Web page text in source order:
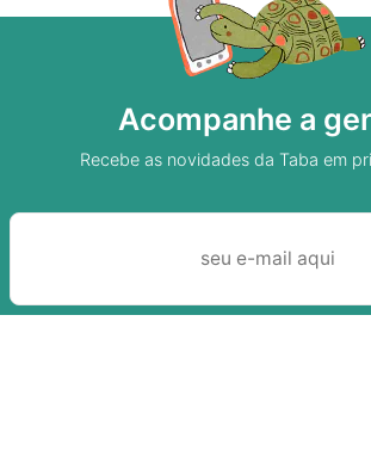
Acompanhe a
Recebe as novidades da Taba em